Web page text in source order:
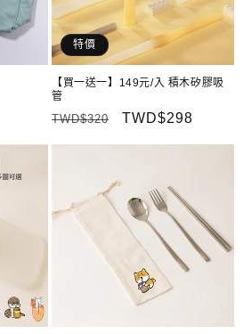
特價
【買一送一】149元/入 積木矽膠吸
管
定
TWD$320
售
TWD$298